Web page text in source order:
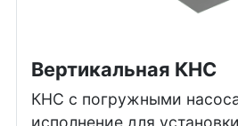
Вертикальная КНС
КНС с погружными
исполнение для